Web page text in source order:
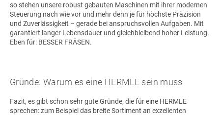
so stehen unsere robust gebauten Maschinen mit ihrer modernen
Steuerung nach wie vor und mehr denn je für höchste Präzision
und Zuverlässigkeit – gerade bei anspruchsvollen Aufgaben. Mit
garantiert langer Lebensdauer und gleichbleibend hoher Leistung.
Eben für: BESSER FRÄSEN.
Gründe: Warum es eine HERMLE sein muss
Fazit, es gibt schon sehr gute Gründe, die für eine HERMLE
sprechen: zum Beispiel das breite Sortiment an exzellenten